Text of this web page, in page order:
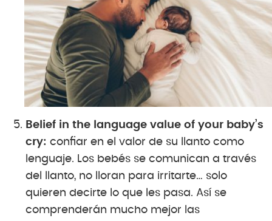
Belief in the language value of your baby’s
cry: confiar en el valor de su llanto como
lenguaje. Los bebés se comunican a través
del llanto, no lloran para irritarte… solo
quieren decirte lo que les pasa. Así se
comprenderán mucho mejor las